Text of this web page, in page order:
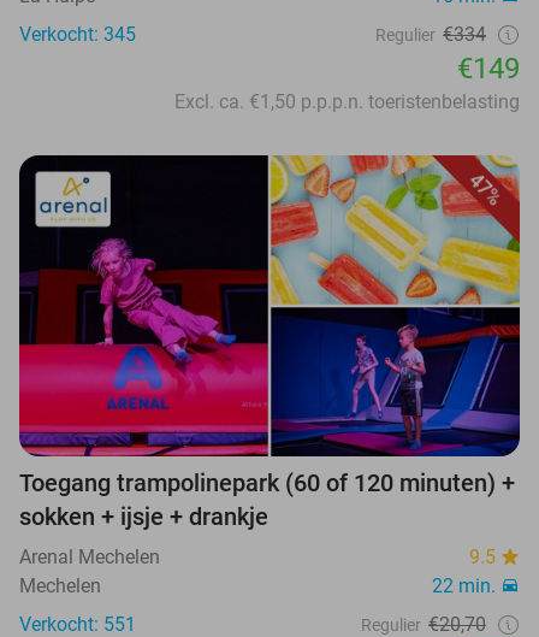
Verkocht: 345
Regulier €334
€149
Excl. ca. €1,50 p.p.p.n. toeristenbelasting
47%
Toegang trampolinepark (60 of 120 minuten) +
sokken + ijsje + drankje
Arenal Mechelen
9.5
Mechelen
22 min.
Verkocht: 551
Regulier €20,70